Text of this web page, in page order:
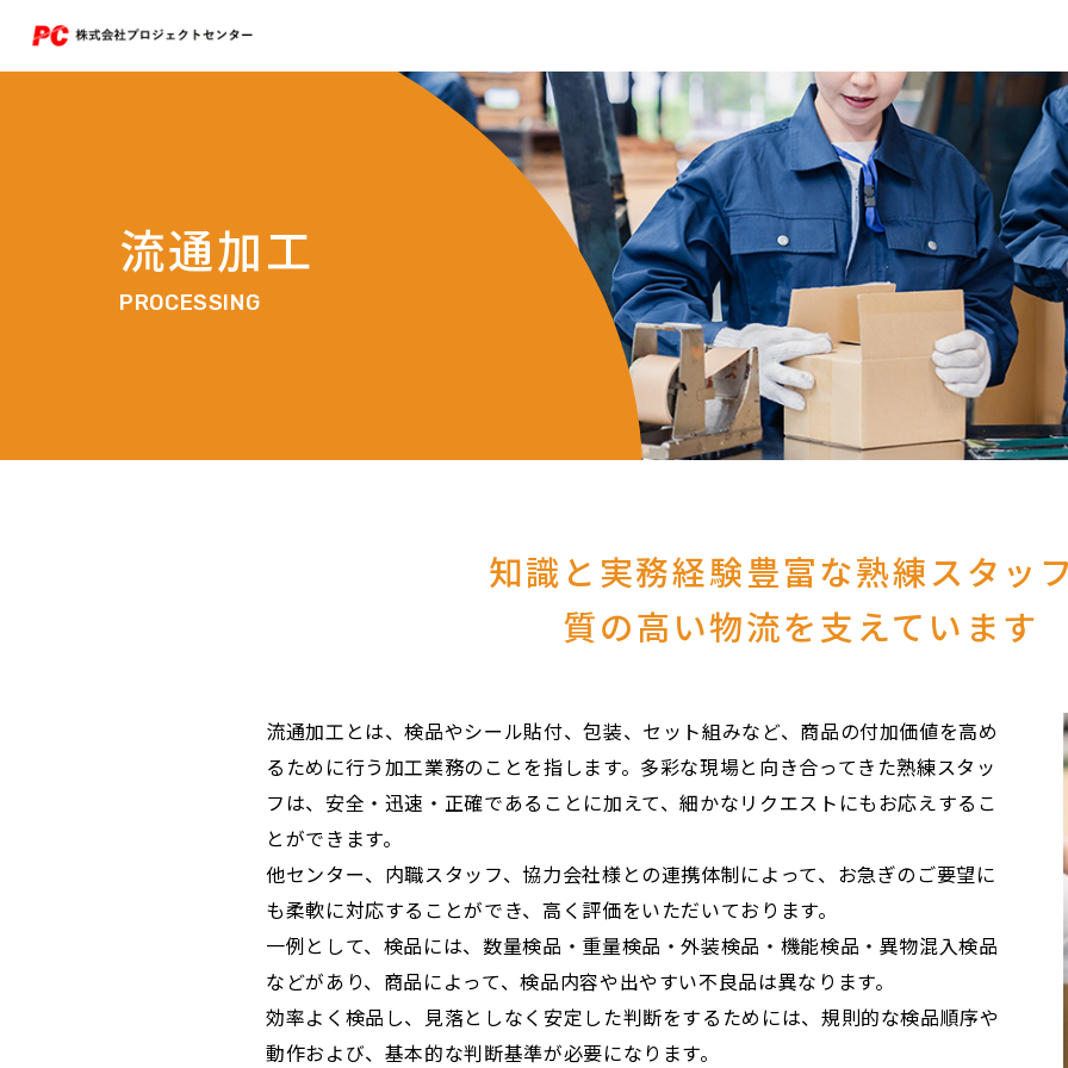
流通加工
PROCESSING
知識と実務経験豊富な熟練スタッ
質の高い物流を支えています
流通加工とは、検品やシール貼付、包装、セット組みなど、商品の付加価値を高め
るために行う加工業務のことを指します。多彩な現場と向き合ってきた熟練スタッ
フは、安全・迅速・正確であることに加えて、細かなリクエストにもお応えするこ
とができます。
他センター、内職スタッフ、協力会社様との連携体制によって、お急ぎのご要望に
も柔軟に対応することができ、高く評価をいただいております。
一例として、検品には、数量検品・重量検品・外装検品・機能検品・異物混入検品
などがあり、商品によって、検品内容や出やすい不良品は異なります。
効率よく検品し、見落としなく安定した判断をするためには、規則的な検品順序や
動作および、基本的な判断基準が必要になります。